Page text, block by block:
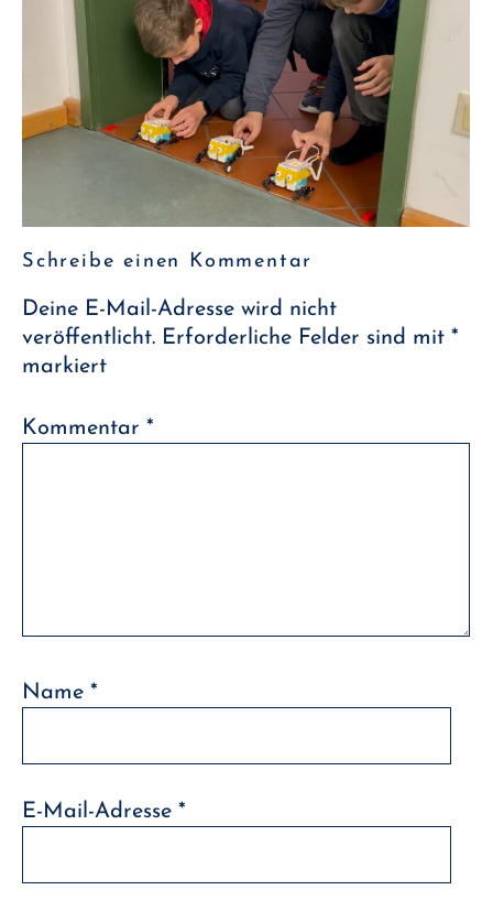
Schreibe einen Kommentar
Deine E-Mail-Adresse wird nicht
veröffentlicht. Erforderliche Felder sind mit *
markiert
Kommentar *
Name *
E-Mail-Adresse *